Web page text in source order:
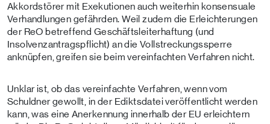
Akkordstörer mit Exekutionen auch weiterhin konsensuale
Verhandlungen gefährden. Weil zudem die Erleichterungen
der ReO betreffend Geschäftsleiterhaftung (und
Insolvenzantragspflicht) an die Vollstreckungssperre
anknüpfen, greifen sie beim vereinfachten Verfahren nicht.
Unklar ist, ob das vereinfachte Verfahren, wenn vom
Schuldner gewollt, in der Ediktsdatei veröffentlicht werden
kann, was eine Anerkennung innerhalb der EU erleichtern